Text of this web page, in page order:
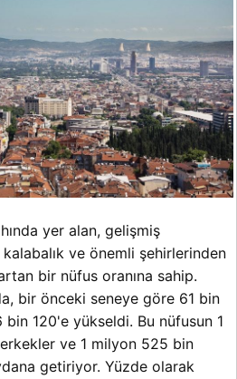
yer alan, gelişmiş
ve önemli şehirlerinden
bir nüfus oranına sahip.
bir önceki seneye göre 61 bin
120'e yükseldi. Bu nüfusun 1
ve 1 milyon 525 bin
getiriyor. Yüzde olarak